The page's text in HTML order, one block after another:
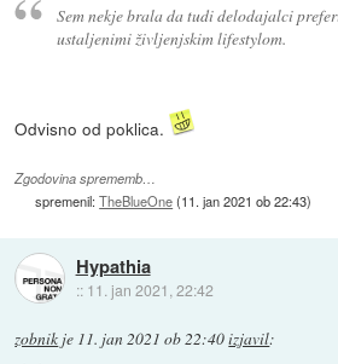
Sem nekje brala da tudi delodajalci
ustaljenimi življenjskim lifestylom.
Odvisno od poklica.
Zgodovina sprememb…
spremenil:TheBlueOne(11. jan 2021 ob 22:43)
Hypathia
:: 11. jan 2021, 22:42
zobnik je 11. jan 2021 ob 22:40izjavil: